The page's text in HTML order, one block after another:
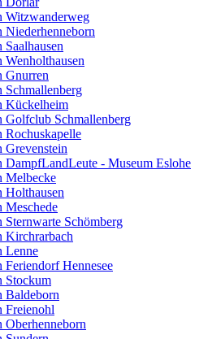
Witzwanderweg
Niederhenneborn
Gnurren
Schmallenberg
Kückelheim
Golfclub Schmallenberg
Rochuskapelle
Grevenstein
DampfLandLeute - Museum Eslohe
Melbecke
Holthausen
Meschede
Schömberg
Kirchrarbach
Lenne
Hennesee
Stockum
Baldeborn
Freienohl
Oberhenneborn